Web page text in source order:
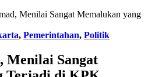
Menilai Sangat Memalukan yang
, Pemerintahan, Politik
Menilai Sangat